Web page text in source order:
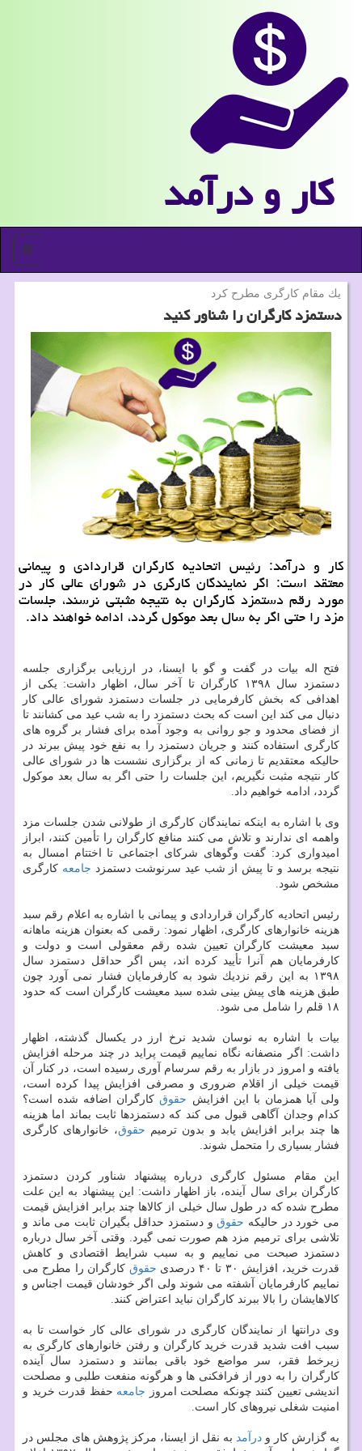
كار و درآمد
منو
یك مقام كارگری مطرح كرد
دستمزد كارگران را شناور كنید
كار و درآمد: رئیس اتحادیه كارگران قراردادی و پیمانی
معتقد است: اگر نمایندگان كارگری در شورای عالی كار در
مورد رقم دستمزد كارگران به نتیجه مثبتی نرسند، جلسات
مزد را حتی اگر به سال بعد موكول گردد، ادامه خواهند داد.
فتح اله بیات در گفت و گو با ایسنا، در ارزیابی برگزاری جلسه
دستمزد سال ۱۳۹۸ كارگران تا آخر سال، اظهار داشت: یكی از
اهدافی كه بخش كارفرمایی در جلسات دستمزد شورای عالی كار
دنبال می كند این است كه بحث دستمزد را به شب عید می كشانند تا
از فضای محدود و جو روانی به وجود آمده برای فشار بر گروه های
كارگری استفاده كنند و جریان دستمزد را به نفع خود پیش ببرند در
حالیكه معتقدیم تا زمانی كه از برگزاری نشست ها در شورای عالی
كار نتیجه مثبت نگیریم، این جلسات را حتی اگر به سال بعد موكول
گردد، ادامه خواهیم داد.
وی با اشاره به اینكه نمایندگان كارگری از طولانی شدن جلسات مزد
واهمه ای ندارند و تلاش می كنند منافع كارگران را تأمین كنند، ابراز
امیدواری كرد: گفت وگوهای شركای اجتماعی تا اختتام امسال به
نتیجه برسد و تا پیش از شب عید سرنوشت دستمزد جامعه كارگری
مشخص شود.
رئیس اتحادیه كارگران قراردادی و پیمانی با اشاره به اعلام رقم سبد
هزینه خانوارهای كارگری، اظهار نمود: رقمی كه بعنوان هزینه ماهانه
سبد معیشت كارگران تعیین شده رقم معقولی است و دولت و
كارفرمایان هم آنرا تأیید كرده اند، پس اگر حداقل دستمزد سال
۱۳۹۸ به این رقم نزدیك شود به كارفرمایان فشار نمی آورد چون
طبق هزینه های پیش بینی شده سبد معیشت كارگران است كه حدود
۱۸ قلم را شامل می شود.
بیات با اشاره به نوسان شدید نرخ ارز در یكسال گذشته، اظهار
داشت: اگر منصفانه نگاه نماییم قیمت پراید در چند مرحله افزایش
یافته و امروز در بازار به رقم سرسام آوری رسیده است، در كنار آن
قیمت خیلی از اقلام ضروری و مصرفی افزایش پیدا كرده است،
ولی آیا همزمان با این افزایش حقوقكارگران اضافه شده است؟
كدام وجدان آگاهی قبول می كند كه دستمزدها ثابت بماند اما هزینه
ها چند برابر افزایش یابد و بدون ترمیم حقوق، خانوارهای كارگری
فشار بسیاری را متحمل شوند.
این مقام مسئول كارگری درباره پیشنهاد شناور كردن دستمزد
كارگران برای سال آینده، باز اظهار داشت: این پیشنهاد به این علت
مطرح شده كه در طول سال خیلی از كالاها چند برابر افزایش قیمت
می خورد در حالیكه حقوقو دستمزد حداقل بگیران ثابت می ماند و
تلاشی برای ترمیم مزد هم صورت نمی گیرد. وقتی آخر سال درباره
دستمزد صبحت می نماییم و به سبب شرایط اقتصادی و كاهش
قدرت خرید، افزایش ۳۰ تا ۴۰ درصدی
حقوق كارگران را مطرح می
نماییم كارفرمایان آشفته می شوند ولی اگر خودشان قیمت اجناس و
كالاهایشان را بالا ببرند كارگران نباید اعتراض كنند.
وی درانتها از نمایندگان كارگری در شورای عالی كار خواست تا به
سبب افت شدید قدرت خرید كارگران و رفتن خانوارهای كارگری به
زیرخط فقر، سر مواضع خود باقی بمانند و دستمزد سال آینده
كارگران را به دور از فرافكنی ها و هرگونه منفعت طلبی و مصلحت
اندیشی تعیین كنند چونكه مصلحت امروز جامعه حفظ قدرت خرید و
امنیت شغلی نیروهای كار است.
به گزارش كار و درآمد به نقل از ایسنا، مركز پژوهش های مجلس در